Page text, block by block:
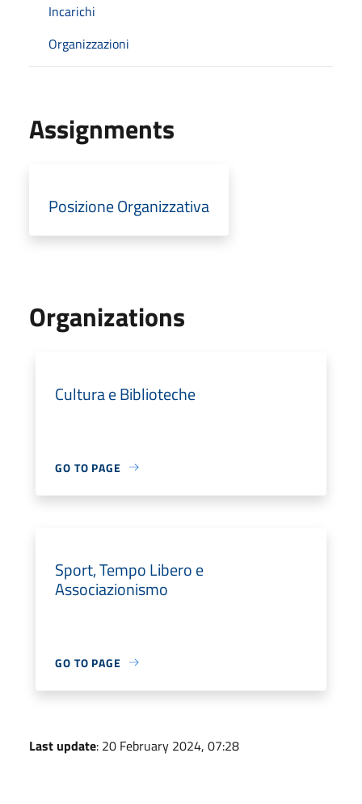
Incarichi
Organizzazioni
Assignments
Posizione Organizzativa
Organizations
Cultura e Biblioteche
GO TO PAGE
Sport, Tempo Libero e
Associazionismo
GO TO PAGE
Last update: 20 February 2024, 07:28